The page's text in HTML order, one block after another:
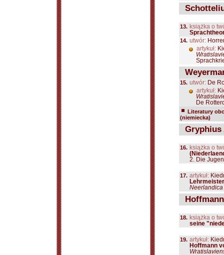
13. książka o
14. utwór:
artykuł:
15. utwór: De
artykuł:
De
Literatury
(niemiecka)
Gryphius
16. książka o
2. Die
17. artykuł:
Neerlandica
18. książka o
seine
19. artykuł:
Hoffmann